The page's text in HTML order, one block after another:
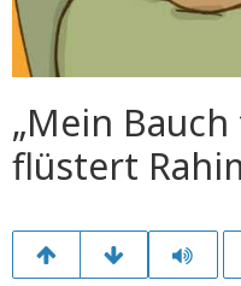
„Mein
flüstert